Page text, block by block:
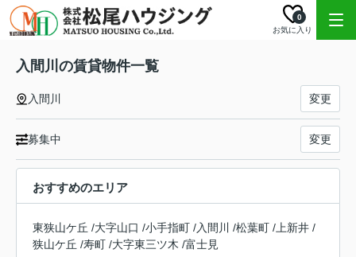
お気に入り
0
入間川の賃貸物件一覧
入間川 変更
募集中 変更
おすすめのエリア
東狭山ケ丘 /大字山口 /小手指町 /入間川 /松葉町 / 上新井 /
狭山ケ丘 /寿町 /大字東三ツ木 /富士見